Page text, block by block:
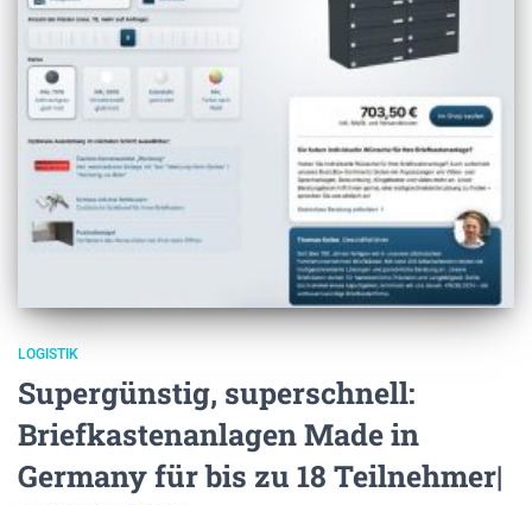
LOGISTIK
Supergünstig, superschnell:
Briefkastenanlagen Made in
Germany für bis zu 18 Teilnehmer|